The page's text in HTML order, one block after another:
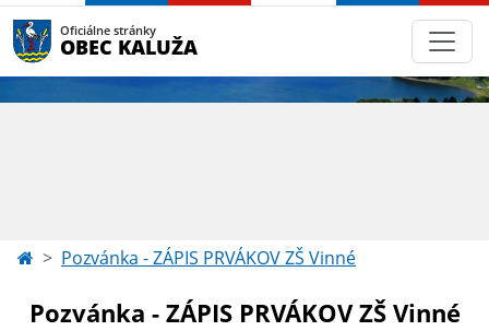
Oficiálne stránky
OBEC KALUŽA
Pozvánka - ZÁPIS PRVÁKOV ZŠ Vinné
Pozvánka - ZÁPIS PRVÁKOV ZŠ Vinné